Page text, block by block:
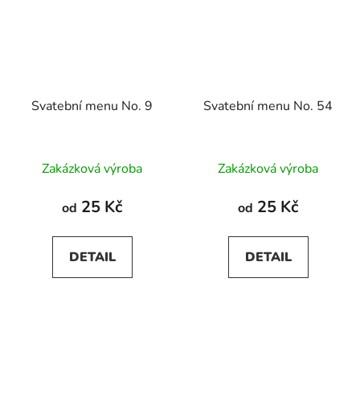
Svatební menu No. 9
Zakázková výroba
od 25 Kč
DETAIL
Svatební menu No. 54
Zakázková výroba
od 25 Kč
DETAIL